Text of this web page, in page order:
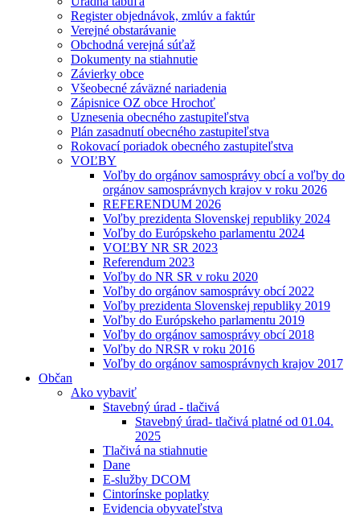
Register objednávok, zmlúv a faktúr
Verejné obstarávanie
Obchodná verejná súťaž
Dokumenty na stiahnutie
Závierky obce
Všeobecné záväzné nariadenia
Zápisnice OZ obce Hrochoť
Uznesenia obecného zastupiteľstva
Plán zasadnutí obecného zastupiteľstva
Rokovací poriadok obecného zastupiteľstva
VOĽBY
Voľby do orgánov samosprávy obcí a voľby do
orgánov samosprávnych krajov v roku 2026
REFERENDUM 2026
Voľby prezidenta Slovenskej republiky 2024
Voľby do Európskeho parlamentu 2024
VOĽBY NR SR 2023
Referendum 2023
Voľby do NR SR v roku 2020
Voľby do orgánov samosprávy obcí 2022
Voľby prezidenta Slovenskej republiky 2019
Voľby do Európskeho parlamentu 2019
Voľby do orgánov samosprávy obcí 2018
Voľby do NRSR v roku 2016
Voľby do orgánov samosprávnych krajov 2017
Občan
Ako vybaviť
Stavebný úrad - tlačivá
Stavebný úrad- tlačivá platné od 01.04.
2025
Tlačivá na stiahnutie
Dane
E-služby DCOM
Cintorínske poplatky
Evidencia obyvateľstva